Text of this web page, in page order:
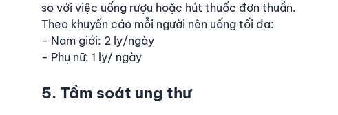
so với việc uống rượu hoặc hút thuốc đơn thuần.
Theo khuyến cáo mỗi người nên uống tối đa:
- Nam giới: 2 ly/ngày
- Phụ nữ: 1 ly/ ngày
5. Tầm soát ung thư